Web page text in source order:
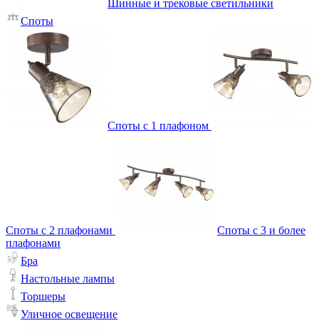
Шинные и трековые светильники
Споты
Споты с 1 плафоном
Споты с 2 плафонами
Споты с 3 и более
плафонами
Бра
Настольные лампы
Торшеры
Уличное освещение